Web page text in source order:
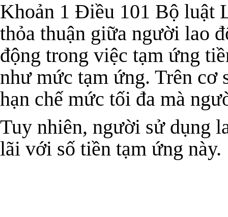
Khoản 1 Điều 101 Bộ luật
thỏa thuận giữa người lao
động trong việc tạm ứng
như mức tạm ứng. Trên cơ
hạn chế mức tối đa mà
Tuy nhiên, người sử dụng
lãi với số tiền tạm ứng này.